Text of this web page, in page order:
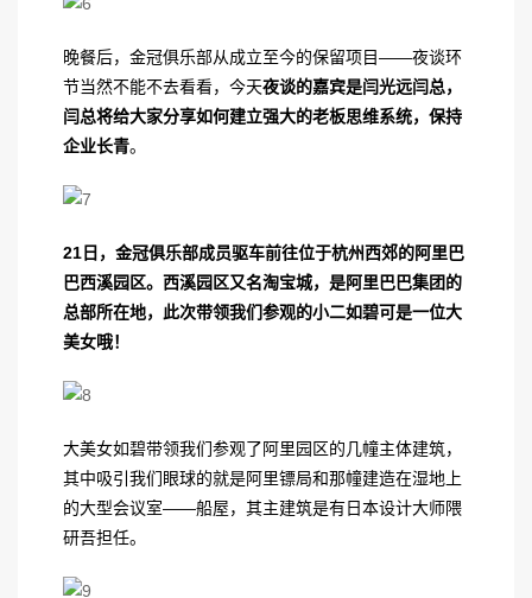
晚餐后，金冠俱乐部从成立至今的保留项目——夜谈环
节当然不能不去看看，今天夜谈的嘉宾是闫光远闫总，
闫总将给大家分享如何建立强大的老板思维系统，保持
企业长青。
21 日，金冠俱乐部成员驱车前往位于杭州西郊的阿里巴
巴西溪园区。西溪园区又名淘宝城，是阿里巴巴集团的
总部所在地，此次带领我们参观的小二如碧可是一位大
美女哦！
大美女如碧带领我们参观了阿里园区的几幢主体建筑，
其中吸引我们眼球的就是阿里镖局和那幢建造在湿地上
的大型会议室——船屋，其主建筑是有日本设计大师隈
研吾担任。